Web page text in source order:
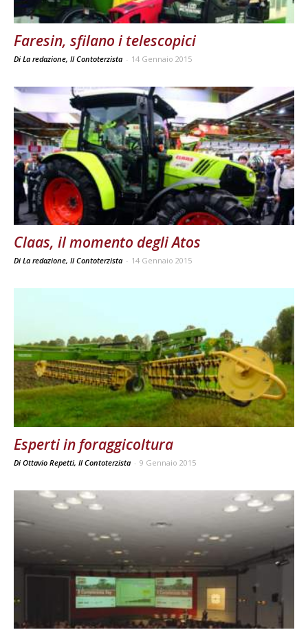
Faresin, sfilano i telescopici
Di La redazione, Il Contoterzista - 14 Gennaio 2015
Claas, il momento degli Atos
Di La redazione, Il Contoterzista - 14 Gennaio 2015
Esperti in foraggicoltura
Di Ottavio Repetti, Il Contoterzista - 9 Gennaio 2015